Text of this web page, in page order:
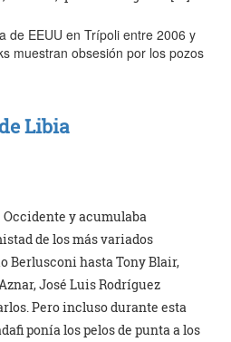
de EEUU en Trípoli entre 2006 y
muestran obsesión por los pozos
Libia
Occidente y acumulaba
de los más variados
Berlusconi hasta Tony Blair,
José Luis Rodríguez
Pero incluso durante esta
ponía los pelos de punta a los